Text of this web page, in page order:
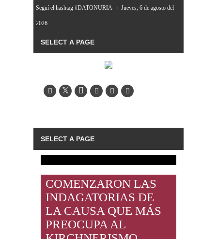
Seguí el hashtag #DATONURIA » Jueves, 6 de agosto del
2026
COMENZARON LAS
INDAGATORIAS DE
LA CAUSA QUE MÁS
PREOCUPA AL